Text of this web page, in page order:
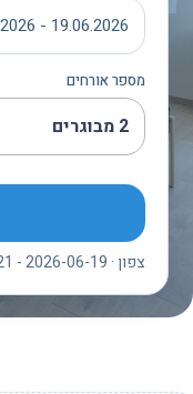
19.06.2026 - 21.06.2026
מספר אורחים
2 מבוגרים
צפון · 2026-06-19 - 2026-06-21 · 2 מבוגרים